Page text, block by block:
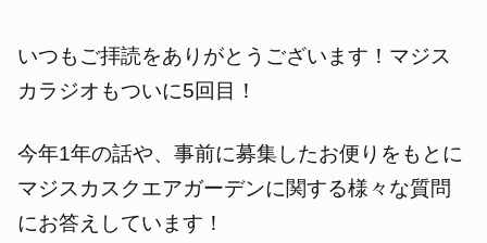
いつもご拝読をありがとうございます！マジス
カラジオもついに5回目！
今年1年の話や、事前に募集したお便りをもとに
マジスカスクエアガーデンに関する様々な質問
にお答えしています！